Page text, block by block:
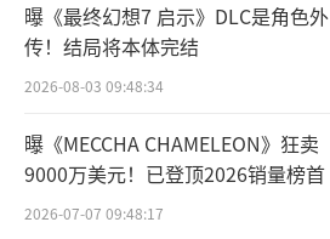
曝《最终幻想7 启示》DLC是角色外
传！结局将本体完结
2026-08-03 09:48:34
曝《MECCHA CHAMELEON》狂卖
9000万美元！已登顶2026销量榜首
2026-07-07 09:48:17